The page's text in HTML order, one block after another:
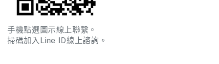
手機點選圖示線上聯繫。
掃碼加入Line ID線上諮詢。